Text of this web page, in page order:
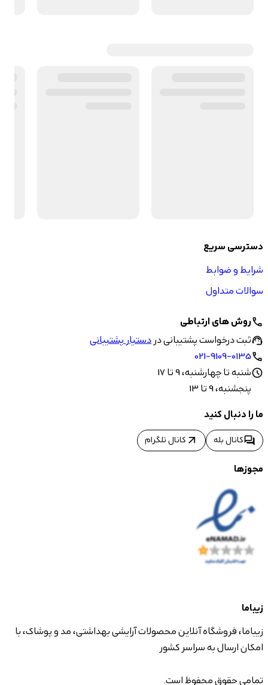
دسترسی سریع
شرایط و ضوابط
سوالات متداول
callروش های ارتباطی
support_agentثبت درخواست پشتیبانی دردستیار پشتیبانی
call
021-9109-0135
scheduleشنبه تا چهارشنبه، 9 تا 17
پنجشنبه، 9 تا 13
ما را دنبال کنید
forumکانال بله arrow_outward کانال تلگرام
مجوزها
زیباما
زیباما، فروشگاه آنلاین محصولات آرایشی بهداشتی، مد و پوشاک، با
امکان ارسال به سراسر کشور
تمامی حقوق محفوظ است.